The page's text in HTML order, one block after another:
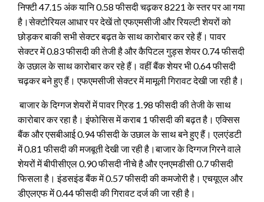
निफ्टी 47.15 अंक यानि 0.58 फीसदी चढ़कर 8221 के स्तर पर आ गया
है।सेक्टोरियल आधार पर देखें तो एफएमसीजी और रियल्टी शेयरों को
छोड़कर बाकी सभी सेक्टर बढ़त के साथ कारोबार कर रहे हैं। पावर
सेक्टर में 0.83 फीसदी की तेजी है और कैपिटल गुड्स शेयर 0.74 फीसदी
के उछाल के साथ कारोबार कर रहे हैं। वहीं बैंक शेयर भी 0.64 फीसदी
चढ़कर बने हुए हैं। एफएमसीजी सेक्टर में मामूली गिरावट देखी जा रही है।
बाजार के दिग्गज शेयरों में पावर ग्रिड 1.98 फीसदी की तेजी के साथ
कारोबार कर रहा है। इंफोसिस में कराब 1 फीसदी की बढ़त है। एक्सिस
बैंक और एसबीआई 0.94 फीसदी के उछाल के साथ बने हुए हैं। एलएंडटी
में 0.81 फीसदी की मजबूती देखी जा रही है।बाजार के दिग्गज गिरने वाले
शेयरों में बीपीसीएल 0.90 फीसदी नीचे है और एनएमडीसी 0.7 फीसदी
फिसला है। इंडसइंड बैंक में 0.57 फीसदी की कमजोरी है। एचयूएल और
डीएलएफ में 0.44 फीसदी की गिरावट दर्ज की जा रही है।